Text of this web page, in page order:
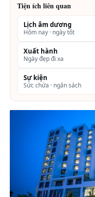
Tiện ích liên quan
Lịch âm dương
Hôm nay · ngày tốt
Xuất hành
Ngày đẹp đi xa
Sự kiện
Sức chứa · ngân sách